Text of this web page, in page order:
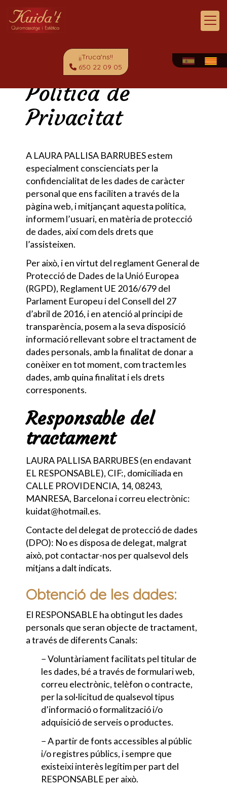
¡¡Truca'ns!!
650 22 09 05
Política de
Privacitat
A LAURA PALLISA BARRUBESestem
especialment conscienciats per la
confidencialitat de les dades de caràcter
personal que ens faciliten a través de la
pàgina web, i mitjançant aquesta política,
informem l’usuari, en matèria de protecció
de dades, així com dels drets que
l’assisteixen.
Per això, i en virtut del reglament General de
Protecció de Dades de la Unió Europea
(RGPD), Reglament UE 2016/679 del
Parlament Europeu i del Consell del 27
d’abril de 2016, i en atenció al principi de
transparència, posem a la seva disposició
informació rellevant sobre el tractament de
dades personals, amb la finalitat de donar a
conèixer en tot moment, com tractem les
dades, amb quina finalitat i els drets
corresponents.
Responsable del
tractament
LAURA PALLISA BARRUBES(en endavant
EL RESPONSABLE), CIF:, domiciliada en
CALLE PROVIDENCIA, 14, 08243,
MANRESA, Barcelona i correu electrònic:
kuidat@hotmail.es.
Contacte del delegat de protecció de dades
(DPO): No es disposa de delegat, malgrat
això, pot contactar-nos per qualsevol dels
mitjans a dalt indicats.
Obtenció de les dades:
El RESPONSABLE ha obtingut les dades
personals que seran objecte de tractament,
a través de diferents Canals:
− Voluntàriament facilitats pel titular de
les dades, bé a través de formulari web,
correu electrònic, telèfon o contracte,
per la sol·licitud de qualsevol tipus
d’informació o formalització i/o
adquisició de serveis o productes.
− A partir de fonts accessibles al públic
i/o registres públics, i sempre que
existeixi interès legítim per part del
RESPONSABLE per això.